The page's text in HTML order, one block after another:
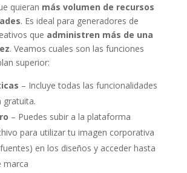
quieran más volumen de recursos
. Es ideal para generadores de
que administren más de una
. Veamos cuales son las funciones
superior:
– Incluye todas las funcionalidades
gratuita.
– Puedes subir a la plataforma
para utilizar tu imagen corporativa
en los diseños y acceder hasta
marca